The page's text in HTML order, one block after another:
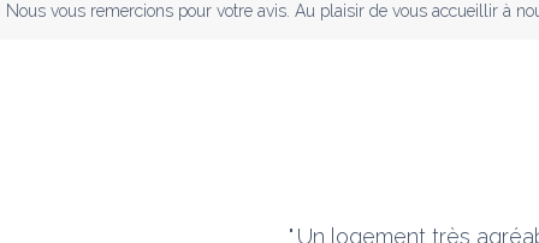
Nous vous remercions pour votre avis. Au plaisir de vous accueillir à
" Un logement très